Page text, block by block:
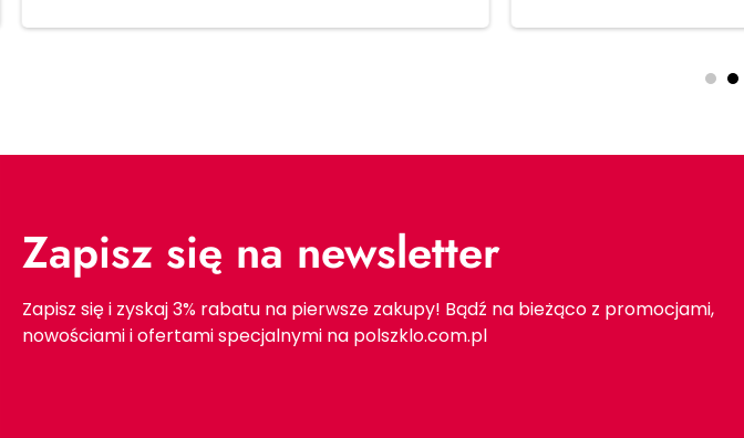
Zapisz się na newsletter
Zapisz się i zyskaj 3% rabatu na pierwsze zakupy! Bądź na bieżąco z promocjami,
nowościami i ofertami specjalnymi na polszklo.com.pl